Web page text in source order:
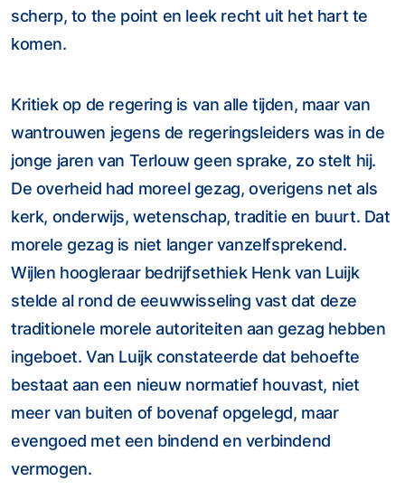
scherp, to the point en leek recht uit het hart te
komen.
Kritiek op de regering is van alle tijden, maar van
wantrouwen jegens de regeringsleiders was in de
jonge jaren van Terlouw geen sprake, zo stelt hij.
De overheid had moreel gezag, overigens net als
kerk, onderwijs, wetenschap, traditie en buurt. Dat
morele gezag is niet langer vanzelfsprekend.
Wijlen hoogleraar bedrijfsethiek Henk van Luijk
stelde al rond de eeuwwisseling vast dat deze
traditionele morele autoriteiten aan gezag hebben
ingeboet. Van Luijk constateerde dat behoefte
bestaat aan een nieuw normatief houvast, niet
meer van buiten of bovenaf opgelegd, maar
evengoed met een bindend en verbindend
vermogen.